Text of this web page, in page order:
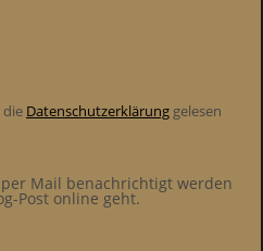
die Datenschutzerklärung gelesen
Mail benachrichtigt werden
Post online geht.